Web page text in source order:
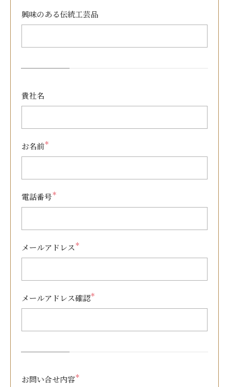
興味のある伝統工芸品
貴社名
お名前＊
電話番号＊
メールアドレス ＊
メールアドレス確認＊
お問い合せ内容＊